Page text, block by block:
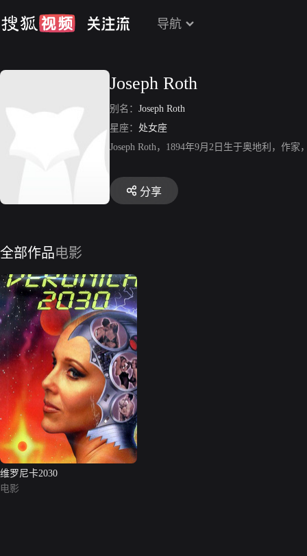
导航
Joseph Roth
别名： Joseph Roth
星座： 处女座
Joseph Roth，1894年9月2日生于奥地利，作
分享
全部作品电影
维罗尼卡2030
电影